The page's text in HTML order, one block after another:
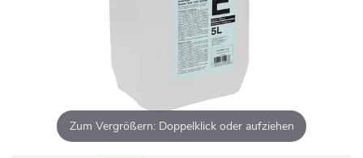
Zum Vergrößern: Doppelklick oder aufziehen